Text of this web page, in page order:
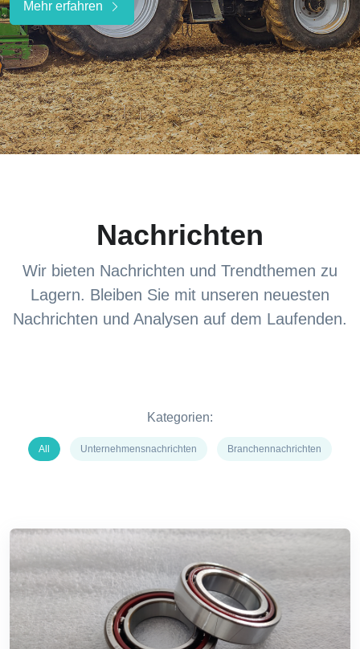
Mehr erfahren
Nachrichten
Wir bieten Nachrichten und Trendthemen zu
Lagern. Bleiben Sie mit unseren neuesten
Nachrichten und Analysen auf dem Laufenden.
Kategorien:
All Unternehmensnachrichten Branchennachrichten